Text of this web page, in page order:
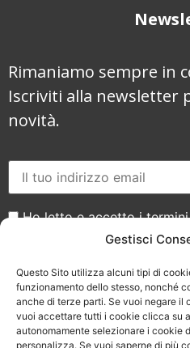
Gestisci
Questo Sito utilizza alcuni tipi di
funzionamento dello stesso, nonché
anche di terze parti. Se vuoi negare il
vuoi accettare tutti i cookie clicca su
autonomamente selezionare i cookie
personalizza. Se vuoi saperne di più
Rimaniamo sempre in
Iscriviti alla newsletter
novità.
Ho letto e accetto i
Seguici